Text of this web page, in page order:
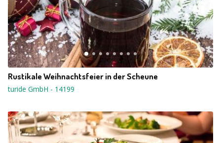
Rustikale Weihnachtsfeier in der Scheune
turide GmbH - 14199